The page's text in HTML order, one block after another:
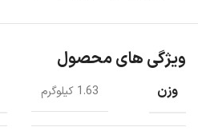
ویژگی های محصول
وزن 1.63 کیلوگرم